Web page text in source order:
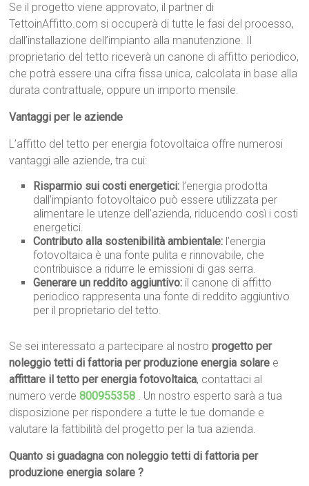
Se il progetto viene approvato, il partner di
TettoinAffitto.com si occuperà di tutte le fasi del processo,
dall’installazione dell’impianto alla manutenzione. Il
proprietario del tetto riceverà un canone di affitto periodico,
che potrà essere una cifra fissa unica, calcolata in base alla
durata contrattuale, oppure un importo mensile.
Vantaggi per le aziende
L’affitto del tetto per energia fotovoltaica offre numerosi
vantaggi alle aziende, tra cui:
Risparmio sui costi energetici: l’energia prodotta
dall’impianto fotovoltaico può essere utilizzata per
alimentare le utenze dell’azienda, riducendo così i costi
energetici.
Contributo alla sostenibilità ambientale: l’energia
fotovoltaica è una fonte pulita e rinnovabile, che
contribuisce a ridurre le emissioni di gas serra.
Generare un reddito aggiuntivo: il canone di affitto
periodico rappresenta una fonte di reddito aggiuntivo
per il proprietario del tetto.
Se sei interessato a partecipare al nostroprogetto per
noleggio tetti di fattoria per produzione energia solare e
affittare il tetto per energia fotovoltaica, contattaci al
numero verde800955358 . Un nostro esperto sarà a tua
disposizione per rispondere a tutte le tue domande e
valutare la fattibilità del progetto per la tua azienda.
Quanto si guadagna con noleggio tetti di fattoria per
produzione energia solare ?